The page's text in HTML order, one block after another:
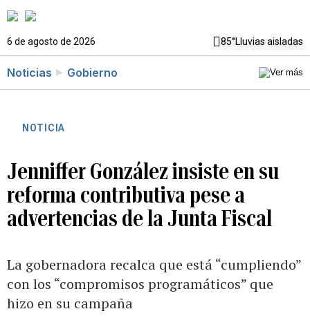
6 de agosto de 2026 85°Lluvias aisladas
Noticias Gobierno
NOTICIA
Jenniffer González insiste en su
reforma contributiva pese a
advertencias de la Junta Fiscal
La gobernadora recalca que está “cumpliendo”
con los “compromisos programáticos” que
hizo en su campaña